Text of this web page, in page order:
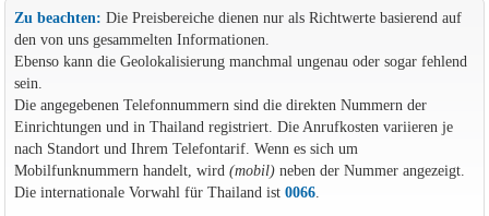
Zu beachten: Die Preisbereiche dienen nur als Richtwerte basierend auf
den von uns gesammelten Informationen.
Ebenso kann die Geolokalisierung manchmal ungenau oder sogar fehlend
sein.
Die angegebenen Telefonnummern sind die direkten Nummern der
Einrichtungen und in Thailand registriert. Die Anrufkosten variieren je
nach Standort und Ihrem Telefontarif. Wenn es sich um
Mobilfunknummern handelt, wird (mobil)neben der Nummer angezeigt.
Die internationale Vorwahl für Thailand ist 0066.